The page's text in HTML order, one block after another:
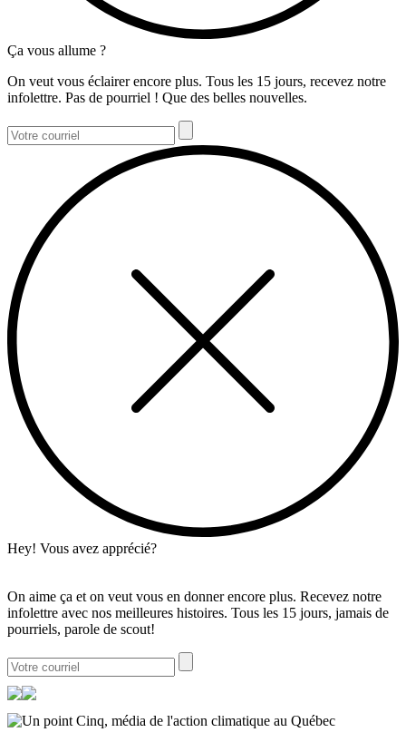
Ça vous allume ?
On veut vous éclairer encore plus. Tous les 15 jours, recevez notre
infolettre. Pas de pourriel ! Que des belles nouvelles.
Hey! Vous avez apprécié?
On aime ça et on veut vous en donner encore plus. Recevez notre
infolettre avec nos meilleures histoires. Tous les 15 jours, jamais de
pourriels, parole de scout!